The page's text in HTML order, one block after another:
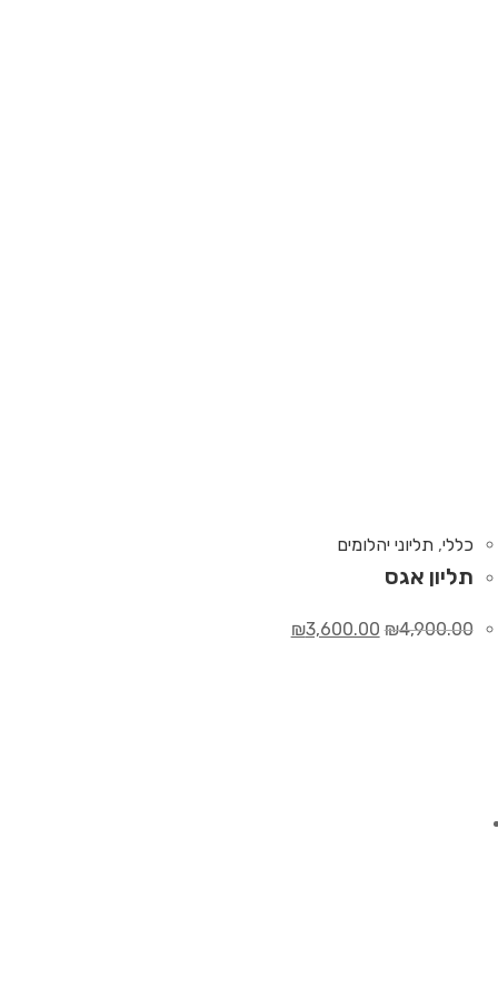
כללי, תליוני יהלומים
תליון אגס
₪4,900.00
₪3,600.00